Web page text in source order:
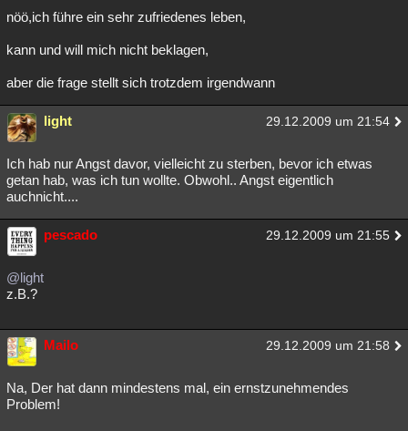
nöö,ich führe ein sehr zufriedenes leben,
kann und will mich nicht beklagen,
aber die frage stellt sich trotzdem irgendwann
light 29.12.2009 um 21:54
Ich hab nur Angst davor, vielleicht zu sterben, bevor ich etwas
getan hab, was ich tun wollte. Obwohl.. Angst eigentlich
auchnicht....
pescado 29.12.2009 um 21:55
@light
z.B.?
Mailo 29.12.2009 um 21:58
Na, Der hat dann mindestens mal, ein ernstzunehmendes
Problem!